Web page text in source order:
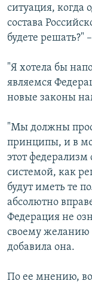
ситуация, когда
состава
будете решать?"
"Я хотела бы
являемся
новые законы
"Мы должны
принципы, и в
этот
системой, как
будут иметь те
абсолютно
Федерация не
своему желанию
добавила она.
По ее мнению,